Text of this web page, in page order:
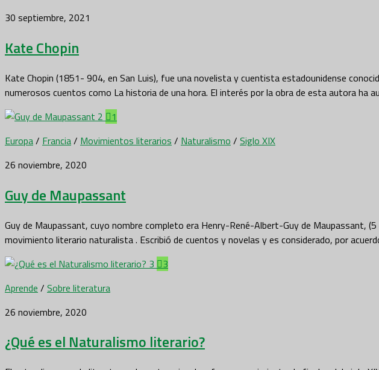
30 septiembre, 2021
Kate Chopin
Kate Chopin (1851- 904, en San Luis), fue una novelista y cuentista estadounidense
numerosos cuentos como La historia de una hora. El interés por la obra de esta autora
1
Europa/ Francia/ Movimientos literarios / Naturalismo / Siglo XIX
26 noviembre, 2020
Guy de Maupassant
Guy de Maupassant, cuyo nombre completo era Henry-René-Albert-Guy de Maupassant,
movimiento literario naturalista . Escribió de cuentos y novelas y es considerado, por
3
Aprende / Sobre literatura
26 noviembre, 2020
¿Qué es el Naturalismo literario?